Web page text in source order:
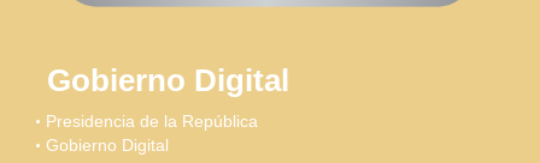
Gobierno Digital
Presidencia de la República
Gobierno Digital